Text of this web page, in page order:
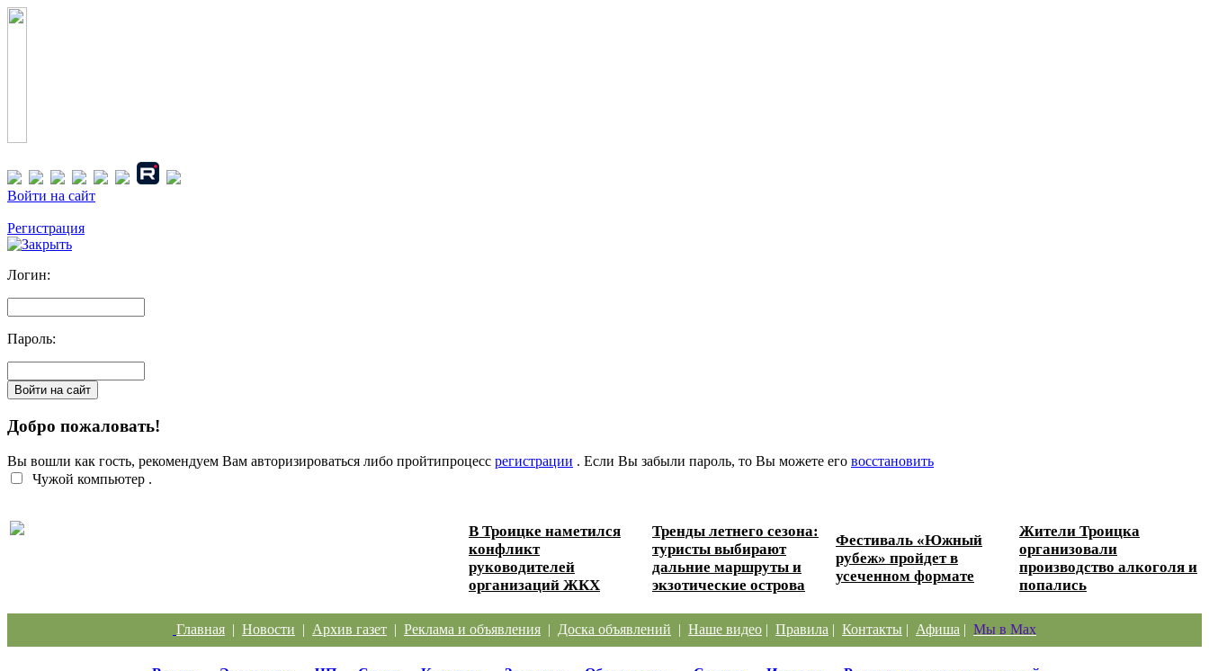
Войти на сайт
Регистрация
Логин:
Пароль:
Добро пожаловать!
Вы вошли как гость, рекомендуем Вам авторизироваться либо пройтипроцесс регистрации . Если Вы забыли пароль, то Вы можете его восстановить
Чужой компьютер .
В Троицке наметился
конфликт
руководителей
организаций ЖКХ
Тренды летнего сезона:
туристы выбирают
дальние маршруты и
экзотические острова
Фестиваль «Южный
рубеж» пройдет в
усеченном формате
Жители Троицка
организовали
производство алкоголя и
попались
Главная | Новости | Архив газет | Реклама и объявления | Доска объявлений | Наше видео | Правила | Контакты | Афиша | Мы в Max